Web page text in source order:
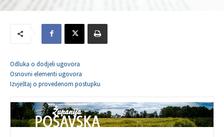
Odluka o dodjeli ugovora
Osnovni elementi ugovora
Izvještaj o provedenom postupku